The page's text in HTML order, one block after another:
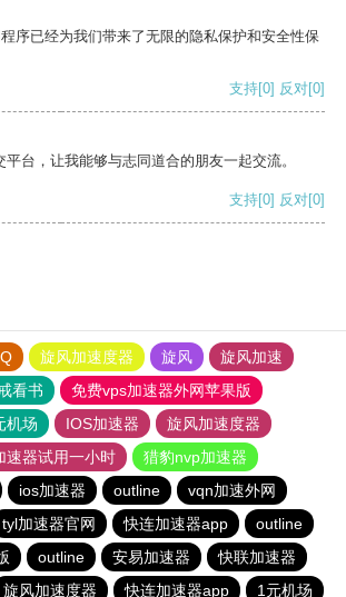
序已经为我们带来了无限的隐私保护和安全性保
支持[0] 反对[0]
台，让我能够与志同道合的朋友一起交流。
支持[0] 反对[0]
旋风加速度器 旋风
旋风加速
看书
免费vps加速器外网苹果版
机场 IOS加速器
旋风加速度器
速器试用一小时
猎豹nvp加速器
ios加速器 outline
vqn加速外网
tyl加速器官网 快连加速器app
outline
outline 安易加速器
快联加速器
旋风加速度器 快连加速器app 1元机场